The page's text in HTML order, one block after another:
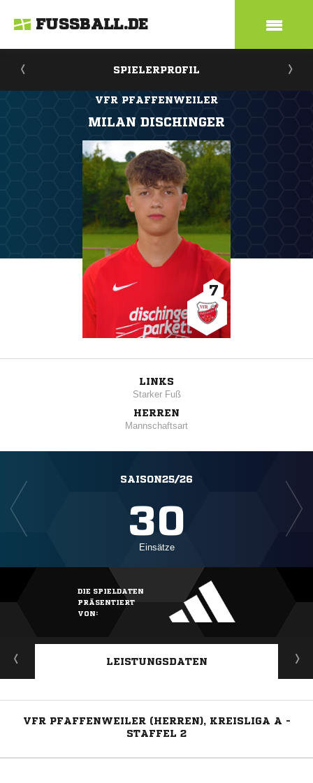
FUSSBALL.DE
SPIELERPROFIL
VFR PFAFFENWEILER
MILAN DISCHINGER
7
LINKS
Starker Fuß
HERREN
Mannschaftsart
SAISON25/26
30
Einsätze
DIE SPIELDATEN
PRÄSENTIERT
VON:
LEISTUNGSDATEN
VFR PFAFFENWEILER (HERREN), KREISLIGA A -
STAFFEL 2